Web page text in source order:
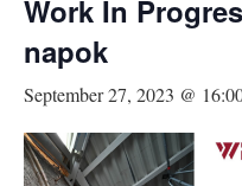
Work In
napok
September 27, 2023 @